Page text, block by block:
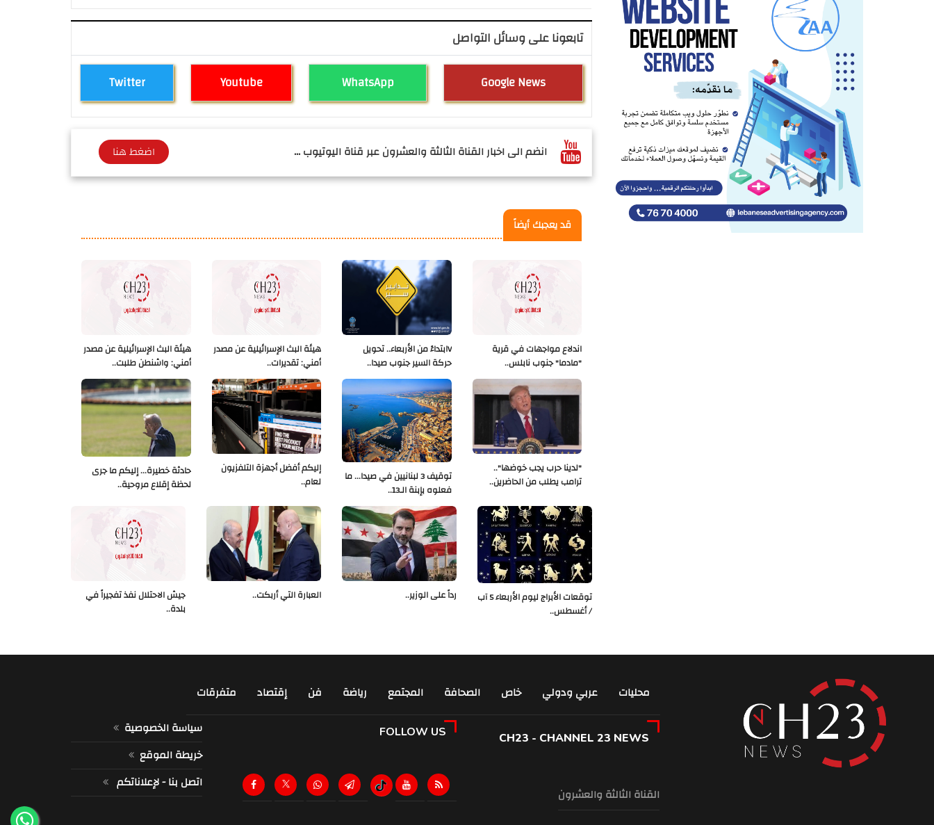
تابعونا على وسائل التواصل
Twitter Youtube WhatsApp Google News
انضم الى اخبار القناة الثالثة والعشرون عبر قناة اليوتيوب ... اضغط هنا
قد يعجبك أيضاً
هيئة البث الإسرائيلية عن مصدر
أمني: واشنطن طلبت..
هيئة البث الإسرائيلية عن مصدر
أمني: تقديرات..
Vابتداءً من الأربعاء.. تحويل
حركة السير جنوب صيدا..
اندلاع مواجهات في قرية
"مادما" جنوب نابلس..
حادثة خطيرة... إليكم ما جرى
لحظة إقلاع مروحية..
إليكم أفضل أجهزة التلفزيون
لعام..
توقيف 3 لبنانيين في صيدا... ما
فعلوه بإبنة الـ13..
"لدينا حرب يجب خوضها"..
ترامب يطلب من الحاضرين..
جيش الاحتلال نفذ تفجيراً في
بلدة..
العبارة التي أربكت.. رداً على الوزير..
توقعات الأبراج ليوم الأربعاء 5 آب
/ أغسطس..
متفرقات إقتصاد فن رياضة المجتمع الصحافة خاص عربي ودولي
محليات
سياسة الخصوصية
خريطة الموقع
اتصل بنا - لإعلاناتكم
FOLLOW US CH23 - CHANNEL 23 NEWS
القناة الثالثة والعشرون